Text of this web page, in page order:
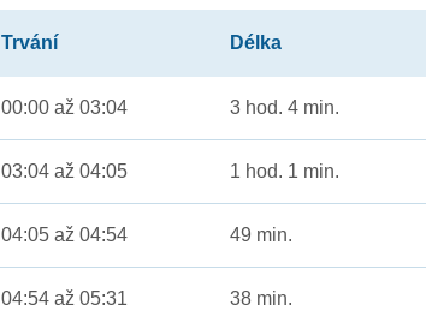
Trvání Délka
00:00 až 03:04 3 hod. 4 min.
03:04 až 04:05 1 hod. 1 min.
04:05 až 04:54 49 min.
04:54 až 05:31 38 min.